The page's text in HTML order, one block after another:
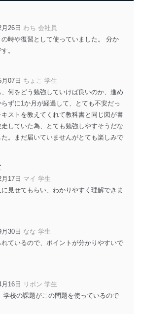
います。また、当社が保有している
を得ずに目的外利用、第三者への提
ん。当社においてはこれらの取り組
、従業者等の教育を徹底してまいり
利用を行わないために、適切な管理
関連する法令、国が定める指針及び
します。また、当社の管理の仕組み
びその他の規範を常に適合させま
措置
ィ対策をはじめとする安全対策を実
えい、滅失またはき損の防止及び是
う従業者を明確化し、 個人データへ
セスを防止しています。
と認証
り扱う情報システムを使用する従業
証しています。
クセス等の防止
26日 わち 会社員
時や復習として使っていました。 分か
。
07日 ちょこ 学生
何をどう勉強していけば良いのか、進め
ずに1か月が経過して、とても不安だっ
ストを教えてくれて教科書と同じ図が書
していた為、とても勉強しやすそうだな
。まだ届いていませんがとても楽しみで
17日 マイ 学生
見せてもらい、わかりやすく理解できま
30日 なな 学生
ているので、ポイントが分かりやすいで
16日
リボン 学生
学校の課題がこの問題を使っているので